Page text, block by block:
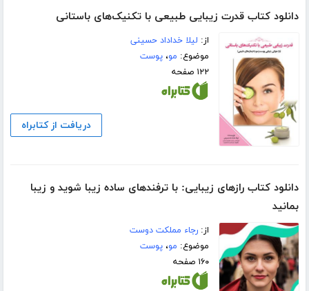
دانلود کتاب قدرت زیبایی طبیعی با تکنیک‌های باستانی
از: لیلا خداداد حسینی
موضوع: مو،پوست
۱۲۲ صفحه
دریافت از کتابراه
دانلود کتاب رازهای زیبایی: با ترفندهای ساده زیبا شوید و زیبا
بمانید
از:رجاء مملکت دوست
موضوع: مو،پوست
۱۶۰ صفحه